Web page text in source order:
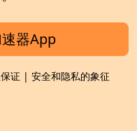
器App
证 | 安全和隐私的象征